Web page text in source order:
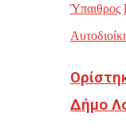
Ύπαιθρος
Δήμο